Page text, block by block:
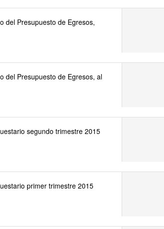
del Presupuesto de Egresos,
del Presupuesto de Egresos, al
segundo trimestre 2015
primer trimestre 2015